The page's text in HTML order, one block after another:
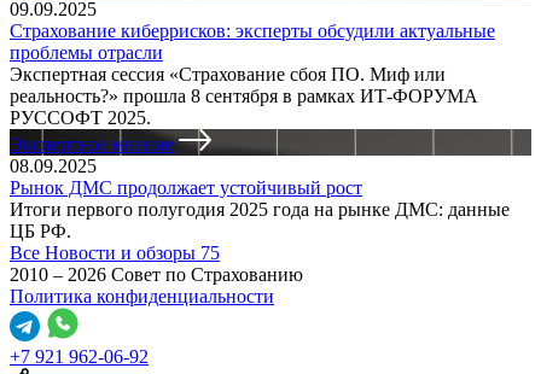
09.09.2025
Страхование киберрисков: эксперты обсудили актуальные
проблемы отрасли
Экспертная сессия «Страхование сбоя ПО. Миф или
реальность?» прошла 8 сентября в рамках ИТ-ФОРУМА
РУССОФТ 2025.
Экспертное мнение
08.09.2025
Рынок ДМС продолжает устойчивый рост
Итоги первого полугодия 2025 года на рынке ДМС: данные
ЦБ РФ.
Все Новости и обзоры 75
2010 – 2026 Совет по Страхованию
Политика конфиденциальности
+7 921 962-06-92